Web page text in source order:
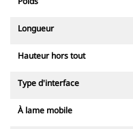
Longueur
Hauteur hors tout
Type d'interface
À lame mobile